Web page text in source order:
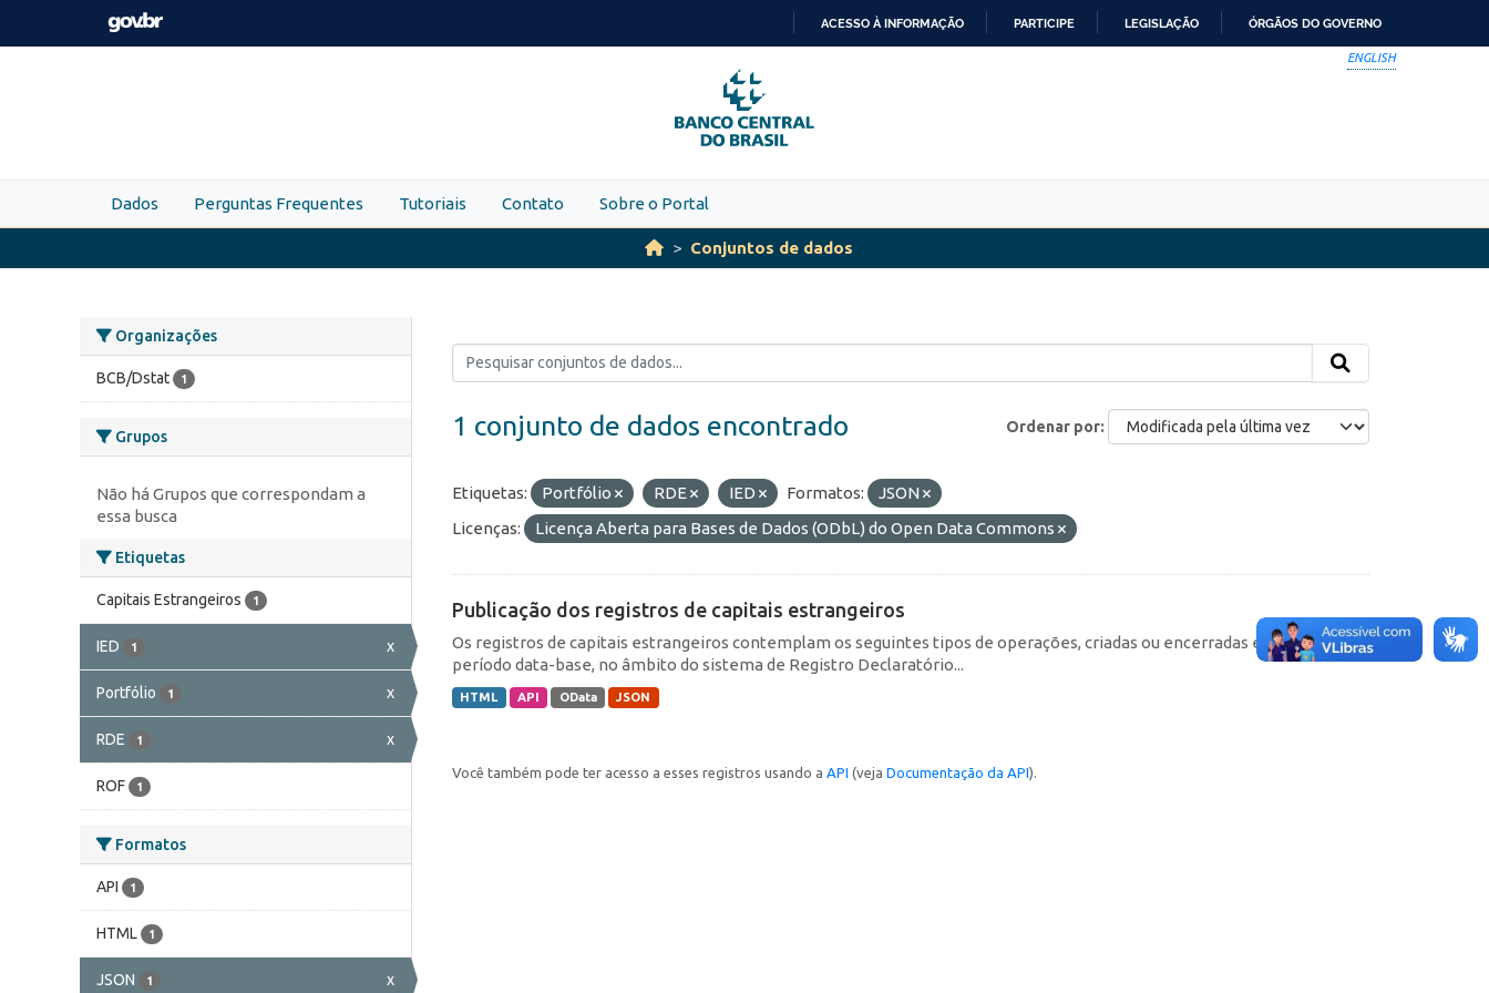
Skip to main content
PARA
O
CONTEÚDO
ACESSO À INFORMAÇÃO PARTICIPE LEGISLAÇÃO ÓRGÃOS DO GOVERNO
ENGLISH
Dados Perguntas Frequentes Tutoriais Contato Sobre o Portal
Conjuntos de dados
Organizações
BCB/Dstat 1
Grupos
Não há Grupos que correspondam a
essa busca
Etiquetas
Capitais Estrangeiros 1
IED 1 x
Portfólio 1 x
RDE 1 x
ROF 1
Formatos
API 1
HTML 1
JSON 1 x
Ordenar por
1 conjunto de dados encontrado
Etiquetas: Portfólio RDE IED Formatos:
JSON
Licenças:
Licença Aberta para Bases de Dados (ODbL) do Open Data Commons
Publicação dos registros de capitais estrangeiros
Os registros de capitais estrangeiros contemplam os seguintes tipos de operações, criadas ou encerradas em cada
período data-base, no âmbito do sistema de Registro Declaratório...
HTML API OData JSON
Você também pode ter acesso a esses registros usando a API (veja Documentação da API).